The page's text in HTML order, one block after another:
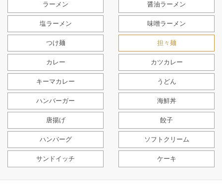
ラーメン 醤油ラーメン
塩ラーメン 味噌ラーメン
つけ麺 担々麺
カレー カツカレー
キーマカレー うどん
ハンバーガー 海鮮丼
唐揚げ 餃子
ハンバーグ ソフトクリーム
サンドイッチ ケーキ